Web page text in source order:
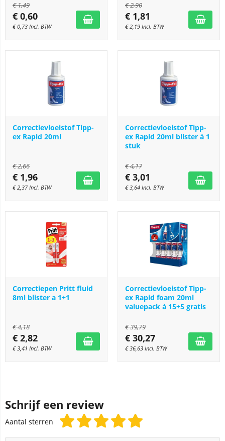
€1,49
€ 0,60
€0,73 Incl. BTW
€2,90
€ 1,81
€2,19 Incl. BTW
Correctievloeistof Tipp-
ex Rapid 20ml
€2,66
€ 1,96
€2,37 Incl. BTW
Correctievloeistof Tipp-
ex Rapid 20ml blister à 1
stuk
€4,17
€ 3,01
€3,64 Incl. BTW
Correctiepen Pritt fluid
8ml blister a 1+1
€4,18
€ 2,82
€3,41 Incl. BTW
Correctievloeistof Tipp-
ex Rapid foam 20ml
valuepack à 15+5 gratis
€39,79
€ 30,27
€36,63 Incl. BTW
Schrijf een review
Aantal sterren